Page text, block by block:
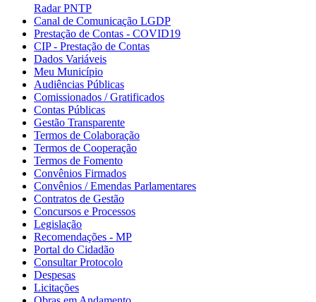
Radar PNTP
Canal de Comunicação LGDP
Prestação de Contas - COVID19
CIP - Prestação de Contas
Dados Variáveis
Meu Município
Audiências Públicas
Comissionados / Gratificados
Contas Públicas
Gestão Transparente
Termos de Colaboração
Termos de Cooperação
Termos de Fomento
Convênios Firmados
Convênios / Emendas Parlamentares
Contratos de Gestão
Concursos e Processos
Legislação
Recomendações - MP
Portal do Cidadão
Consultar Protocolo
Despesas
Licitações